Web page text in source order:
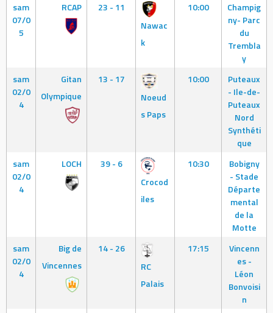
sam
07/0
5
RCAP
23 - 11
Nawac
k
10:00
Champig
ny- Parc
du
Trembla
y
sam
02/0
4
Gitan
Olympique
13 - 17
Noeud
s Paps
10:00
Puteaux
- Ile-de-
Puteaux
Nord
Synthéti
que
sam
02/0
4
LOCH
39 - 6
Crocod
iles
10:30
Bobigny
- Stade
Départe
mental
de la
Motte
sam
02/0
4
Big de
Vincennes
14 - 26
RC
Palais
17:15
Vincenn
es -
Léon
Bonvoisi
n